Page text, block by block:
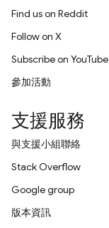
Find us on Reddit
Follow on X
Subscribe on YouTube
參加活動
支援服務
與支援小組聯絡
Stack Overflow
Google group
版本資訊